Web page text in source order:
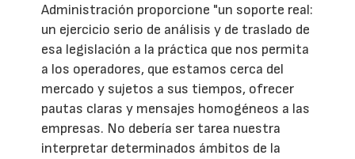
Administración proporcione "un soporte real:
un ejercicio serio de análisis y de traslado de
esa legislación a la práctica que nos permita
a los operadores, que estamos cerca del
mercado y sujetos a sus tiempos, ofrecer
pautas claras y mensajes homogéneos a las
empresas. No debería ser tarea nuestra
interpretar determinados ámbitos de la